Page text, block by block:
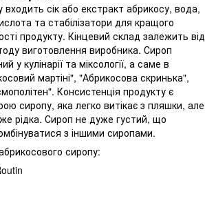
сік або екстракт абрикосу, вода,
та стабілізатори для кращого
продукту. Кінцевий склад залежить від
виготовлення виробника. Сироп
у кулінарії та міксології, а саме в
мартіні", "Абрикосова скринька",
Консистенція продукту є
сиропу, яка легко витікає з пляшки, але
рідка. Сироп не дуже густий, що
з іншими сиропами.
сиропу: